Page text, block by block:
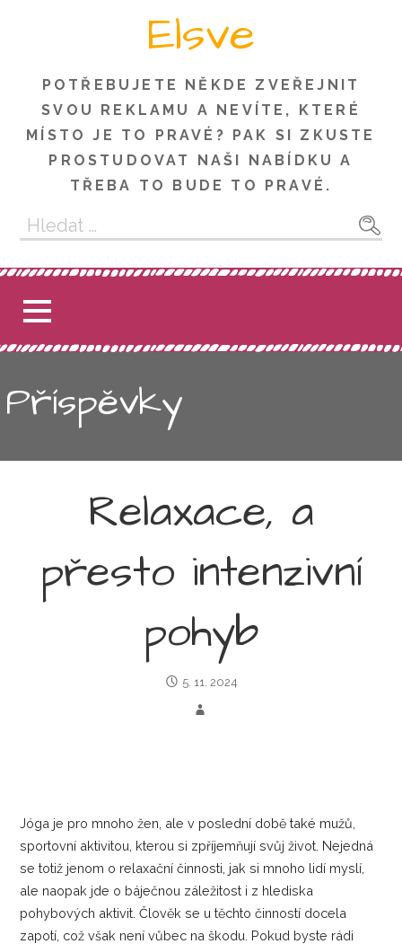
Elsve
POTŘEBUJETE NĚKDE ZVEŘEJNIT
SVOU REKLAMU A NEVÍTE, KTERÉ
MÍSTO JE TO PRAVÉ? PAK SI ZKUSTE
PROSTUDOVAT NAŠI NABÍDKU A
TŘEBA TO BUDE TO PRAVÉ.
Vyhledávání
Příspěvky
Relaxace, a
přesto intenzivní
pohyb
5. 11. 2024
Jóga je pro mnoho žen, ale v poslední době také mužů,
sportovní aktivitou, kterou si zpříjemňují svůj život. Nejedná
se totiž jenom o relaxační činnosti, jak si mnoho lidí myslí,
ale naopak jde o báječnou záležitost i z hlediska
pohybových aktivit. Člověk se u těchto činností docela
zapotí, což však není vůbec na škodu. Pokud byste rádi